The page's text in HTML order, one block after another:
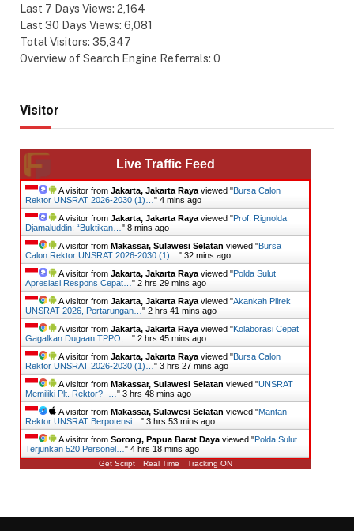
Last 7 Days Views: 2,164
Last 30 Days Views: 6,081
Total Visitors: 35,347
Overview of Search Engine Referrals: 0
Visitor
Live Traffic Feed
A visitor from Jakarta, Jakarta Raya viewed "Bursa Calon
Rektor UNSRAT 2026-2030 (1)… " 4 mins ago
A visitor from Jakarta, Jakarta Raya viewed "Prof. Rignolda
Djamaluddin: “Buktikan… " 8 mins ago
A visitor from Makassar, Sulawesi Selatan viewed "Bursa
Calon Rektor UNSRAT 2026-2030 (1)… " 32 mins ago
A visitor from Jakarta, Jakarta Raya viewed "Polda Sulut
Apresiasi Respons Cepat… " 2 hrs 29 mins ago
A visitor from Jakarta, Jakarta Raya viewed "Akankah Pilrek
UNSRAT 2026, Pertarungan… " 2 hrs 41 mins ago
A visitor from Jakarta, Jakarta Raya viewed "Kolaborasi Cepat
Gagalkan Dugaan TPPO,… " 2 hrs 45 mins ago
A visitor from Jakarta, Jakarta Raya viewed "Bursa Calon
Rektor UNSRAT 2026-2030 (1)… " 3 hrs 27 mins ago
A visitor from Makassar, Sulawesi Selatan viewed "UNSRAT
Memiliki Plt. Rektor? -… " 3 hrs 48 mins ago
A visitor from Makassar, Sulawesi Selatan viewed "Mantan
Rektor UNSRAT Berpotensi… " 3 hrs 53 mins ago
A visitor from Sorong, Papua Barat Daya viewed "​Polda Sulut
Terjunkan 520 Personel… " 4 hrs 18 mins ago
Get Script Real Time Tracking ON